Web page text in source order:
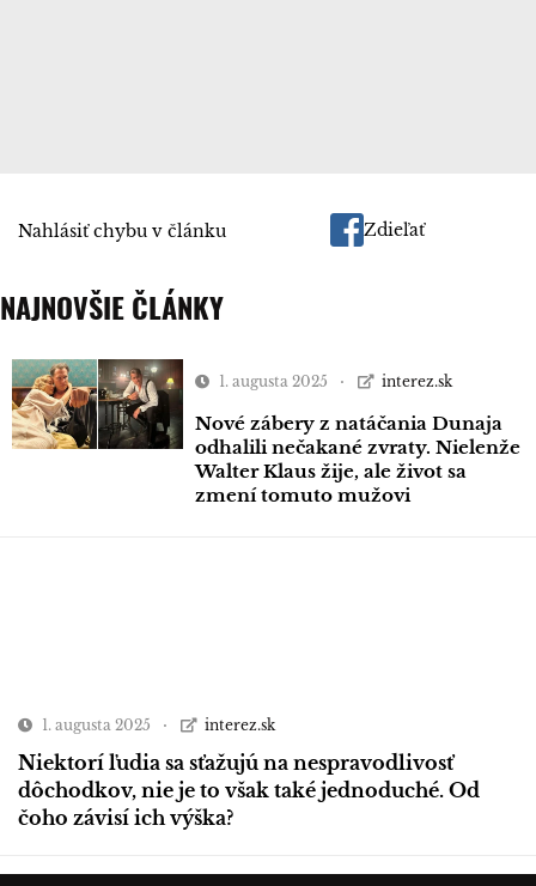
Nahlásiť chybu v článku Zdieľať
NAJNOVŠIE ČLÁNKY
1. augusta 2025 interez.sk
Nové zábery z natáčania Dunaja
odhalili nečakané zvraty. Nielenže
Walter Klaus žije, ale život sa
zmení tomuto mužovi
1. augusta 2025 interez.sk
Niektorí ľudia sa sťažujú na nespravodlivosť
dôchodkov, nie je to však také jednoduché. Od
čoho závisí ich výška?